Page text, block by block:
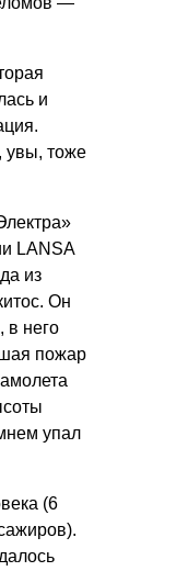
и
увы, тоже
LANSA
из
Он
в него
пожар
упал
(6